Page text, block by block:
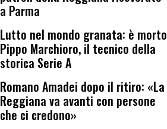
a Parma
Lutto nel mondo granata: è morto
Pippo Marchioro, il tecnico della
storica Serie A
Romano Amadei dopo il ritiro: «La
Reggiana va avanti con persone
che ci credono»